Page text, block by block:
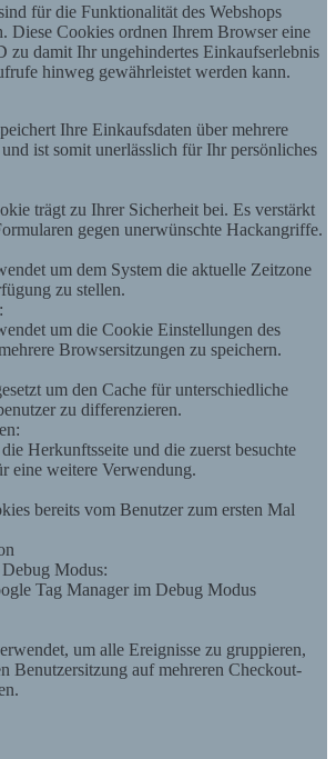
für die Funktionalität des Webshops
Diese Cookies ordnen Ihrem Browser eine
zu damit Ihr ungehindertes Einkaufserlebnis
hinweg gewährleistet werden kann.
Ihre Einkaufsdaten über mehrere
ist somit unerlässlich für Ihr persönliches
trägt zu Ihrer Sicherheit bei. Es verstärkt
gegen unerwünschte Hackangriffe.
um dem System die aktuelle Zeitzone
zu stellen.
um die Cookie Einstellungen des
Browsersitzungen zu speichern.
um den Cache für unterschiedliche
zu differenzieren.
Herkunftsseite und die zuerst besuchte
eine weitere Verwendung.
bereits vom Benutzer zum ersten Mal
Modus:
Tag Manager im Debug Modus
um alle Ereignisse zu gruppieren,
Benutzersitzung auf mehreren Checkout-